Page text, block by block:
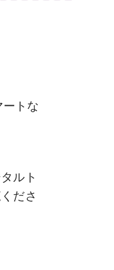
トな
ルト
ださ